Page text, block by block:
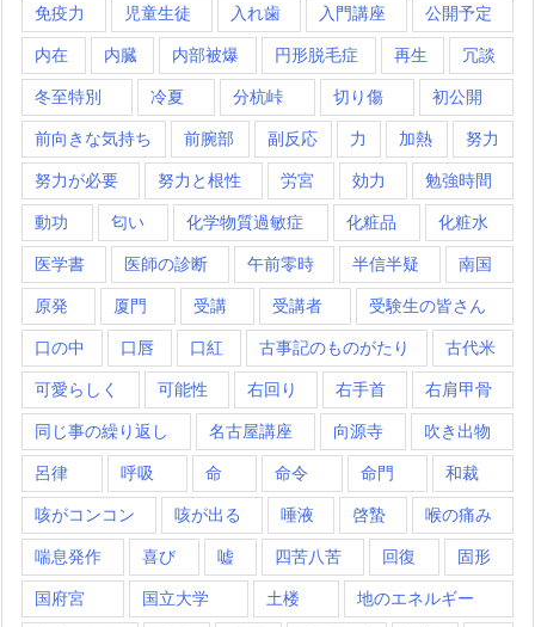
免疫力 児童生徒 入れ歯 入門講座 公開予定
内在 内臓 内部被爆 円形脱毛症 再生 冗談
冬至特別 冷夏 分杭峠 切り傷 初公開
前向きな気持ち 前腕部 副反応 力 加熱 努力
努力が必要 努力と根性 労宮 効力 勉強時間
動功 匂い 化学物質過敏症 化粧品 化粧水
医学書 医師の診断 午前零時 半信半疑 南国
原発 厦門 受講 受講者 受験生の皆さん
口の中 口唇 口紅 古事記のものがたり 古代米
可愛らしく 可能性 右回り 右手首 右肩甲骨
同じ事の繰り返し 名古屋講座 向源寺 吹き出物
呂律 呼吸 命 命令 命門 和裁
咳がコンコン 咳が出る 唾液 啓蟄 喉の痛み
喘息発作 喜び 嘘 四苦八苦 回復 固形
国府宮 国立大学 土楼 地のエネルギー